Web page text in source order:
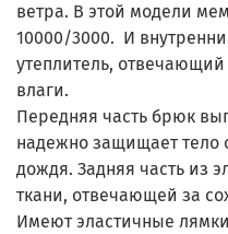
ветра. В этой модели
10000/3000. И
утеплитель,
влаги.
Передняя часть брюк
надежно защищает тело
дождя. Задняя часть из
ткани, отвечающей за
Имеют эластичные